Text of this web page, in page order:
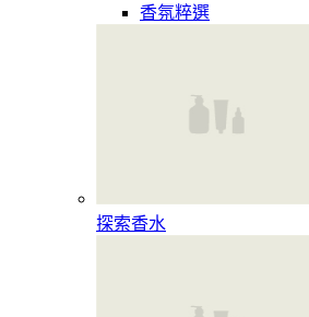
香氛粹選
探索香水​